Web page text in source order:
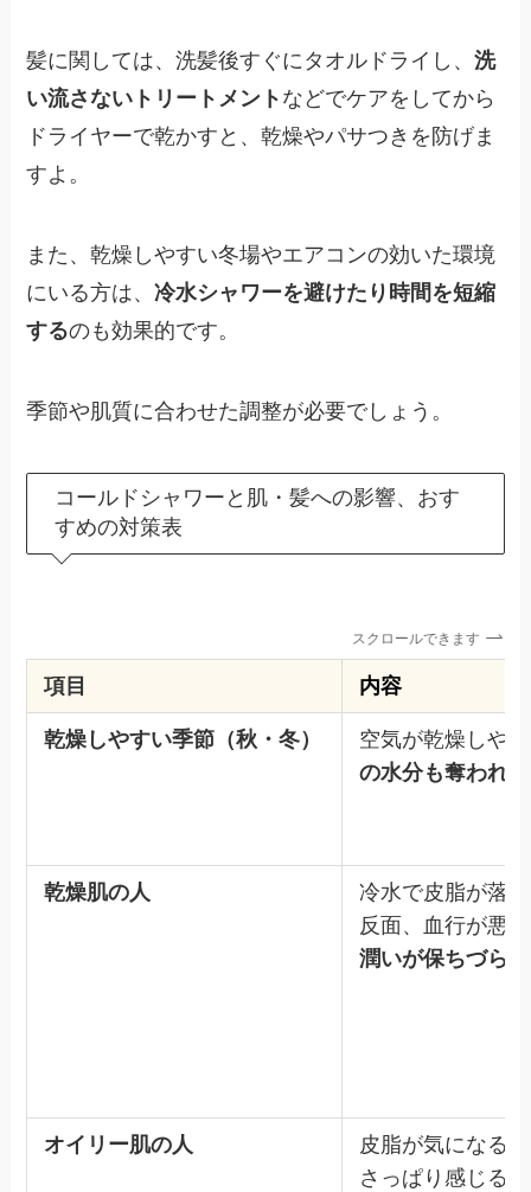
髪に関しては、洗髪後すぐにタオルドライし、洗
い流さないトリートメント などでケアをしてから
ドライヤーで乾かすと、乾燥やパサつきを防げま
すよ。
また、乾燥しやすい冬場やエアコンの効いた環境
にいる方は、冷水シャワーを避けたり時間を短縮
するのも効果的です。
季節や肌質に合わせた調整が必要でしょう。
コールドシャワーと肌・髪への影響、おす
すめの対策表
スクロールできます
項目 内容
乾燥しやすい季節（秋・冬）
空気が乾燥しや
の水分も奪われ
乾燥肌の人
冷水で皮脂が落
反面、血行が悪
潤いが保ちづら
オイリー肌の人
皮脂が気になる
さっぱり感じる